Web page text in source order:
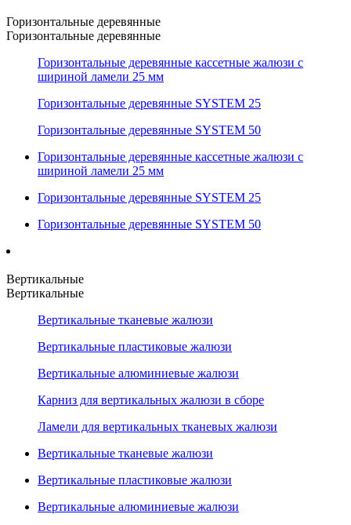
Горизонтальные деревянные
Горизонтальные деревянные
Горизонтальные деревянные кассетные жалюзи с
шириной ламели 25 мм
Горизонтальные деревянные SYSTEM 25
Горизонтальные деревянные SYSTEM 50
Горизонтальные деревянные кассетные жалюзи с
шириной ламели 25 мм
Горизонтальные деревянные SYSTEM 25
Горизонтальные деревянные SYSTEM 50
Вертикальные
Вертикальные
Вертикальные тканевые жалюзи
Вертикальные пластиковые жалюзи
Вертикальные алюминиевые жалюзи
Карниз для вертикальных жалюзи в сборе
Ламели для вертикальных тканевых жалюзи
Вертикальные тканевые жалюзи
Вертикальные пластиковые жалюзи
Вертикальные алюминиевые жалюзи